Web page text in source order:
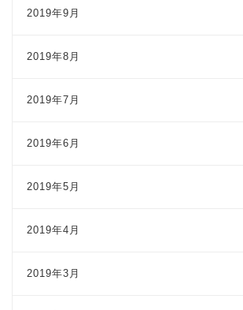
2019年9月
2019年8月
2019年7月
2019年6月
2019年5月
2019年4月
2019年3月